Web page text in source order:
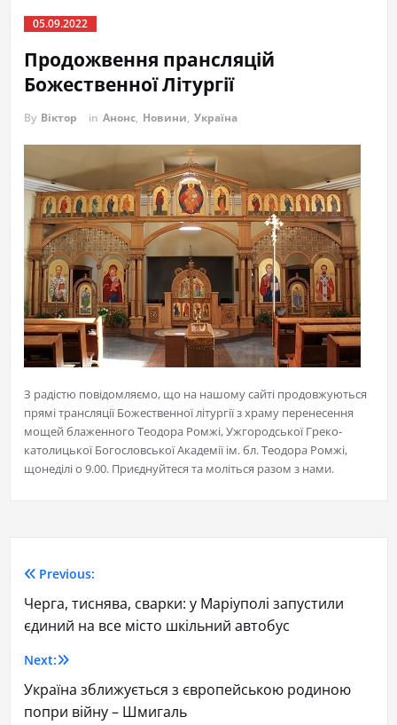
05.09.2022
Продожвення прансляцій
Божественної Літургії
By Віктор in Анонс, Новини, Україна
З радістю повідомляємо, що на нашому сайті продовжуються
прямі трансляції Божественної літургії з храму перенесення
мощей блаженного Теодора Ромжі, Ужгородської Греко-
католицької Богословської Академії ім. бл. Теодора Ромжі,
щонеділі о 9.00. Приєднуйтеся та моліться разом з нами.
Previous:
Черга, тиснява, сварки: у Маріуполі запустили
єдиний на все місто шкільний автобус
Next:
Україна зближується з європейською родиною
попри війну – Шмигаль